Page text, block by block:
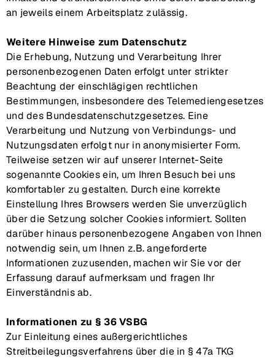
an jeweils einem Arbeitsplatz zulässig.
Weitere Hinweise zum Datenschutz
Die Erhebung, Nutzung und Verarbeitung Ihrer
personenbezogenen Daten erfolgt unter strikter
Beachtung der einschlägigen rechtlichen
Bestimmungen, insbesondere des Telemediengesetzes
und des Bundesdatenschutzgesetzes. Eine
Verarbeitung und Nutzung von Verbindungs- und
Nutzungsdaten erfolgt nur in anonymisierter Form.
Teilweise setzen wir auf unserer Internet-Seite
sogenannte Cookies ein, um Ihren Besuch bei uns
komfortabler zu gestalten. Durch eine korrekte
Einstellung Ihres Browsers werden Sie unverzüglich
über die Setzung solcher Cookies informiert. Sollten
darüber hinaus personenbezogene Angaben von Ihnen
notwendig sein, um Ihnen z.B. angeforderte
Informationen zuzusenden, machen wir Sie vor der
Erfassung darauf aufmerksam und fragen Ihr
Einverständnis ab.
Informationen zu § 36 VSBG
Zur Einleitung eines außergerichtliches
Streitbeilegungsverfahrens über die in § 47a TKG